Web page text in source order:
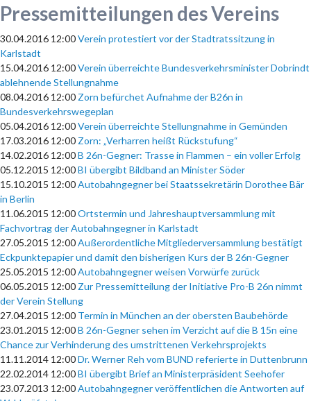
Pressemitteilungen des Vereins
30.04.2016 12:00Verein protestiert vor der Stadtratssitzung in
Karlstadt
15.04.2016 12:00Verein überreichte Bundesverkehrsminister Dobrindt
ablehnende Stellungnahme
08.04.2016 12:00 Zorn befürchet Aufnahme der B26n in
Bundesverkehrswegeplan
05.04.2016 12:00Verein überreichte Stellungnahme in Gemünden
17.03.2016 12:00 Zorn: „Verharren heißt Rückstufung“
14.02.2016 12:00B 26n-Gegner: Trasse in Flammen – ein voller Erfolg
05.12.2015 12:00BI übergibt Bildband an Minister Söder
15.10.2015 12:00Autobahngegner bei Staatssekretärin Dorothee Bär
in Berlin
11.06.2015 12:00Ortstermin und Jahreshauptversammlung mit
Fachvortrag der Autobahngegner in Karlstadt
27.05.2015 12:00Außerordentliche Mitgliederversammlung bestätigt
Eckpunktepapier und damit den bisherigen Kurs der B 26n-Gegner
25.05.2015 12:00Autobahngegner weisen Vorwürfe zurück
06.05.2015 12:00 Zur Pressemitteilung der Initiative Pro-B 26n nimmt
der Verein Stellung
27.04.2015 12:00 Termin in München an der obersten Baubehörde
23.01.2015 12:00B 26n-Gegner sehen im Verzicht auf die B 15n eine
Chance zur Verhinderung des umstrittenen Verkehrsprojekts
11.11.2014 12:00Dr. Werner Reh vom BUND referierte in Duttenbrunn
22.02.2014 12:00BI übergibt Brief an Ministerpräsident Seehofer
23.07.2013 12:00Autobahngegner veröffentlichen die Antworten auf